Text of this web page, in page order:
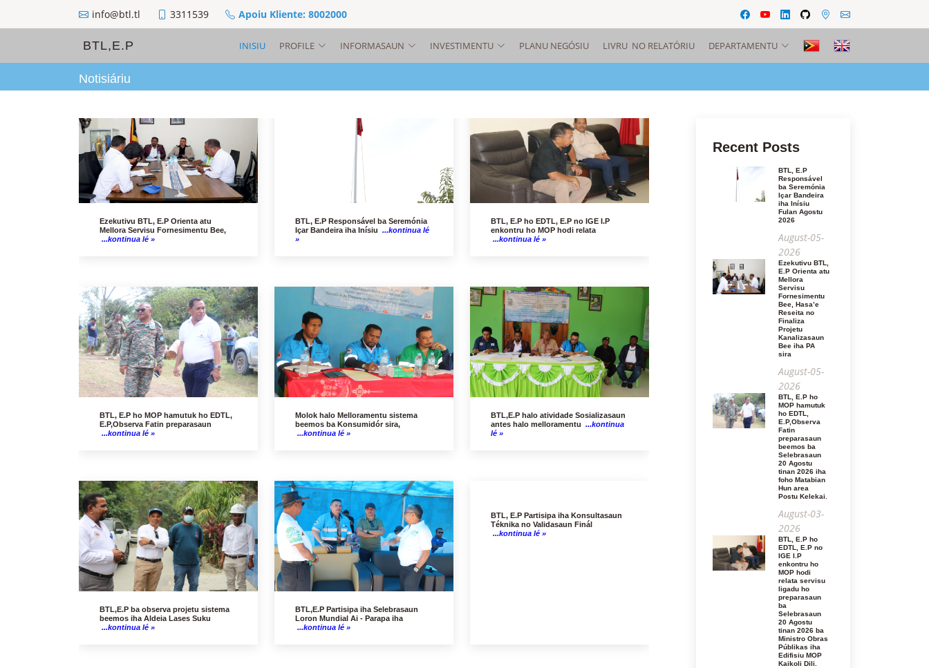
info@btl.tl 3311539 Apoiu Kliente: 8002000
BTL,E.P INISIU PROFILE INFORMASAUN INVESTIMENTU PLANU NEGÓSIU LIVRU NO RELATÓRIU DEPARTAMENTU
Notisiáriu
Ezekutivu BTL, E.P Orienta atu
Mellora Servisu Fornesimentu Bee,
...kontinua lé »
BTL, E.P Responsável ba Seremónia
Içar Bandeira iha Inísiu ...kontinua lé
»
BTL, E.P ho EDTL, E.P no IGE I.P
enkontru ho MOP hodi relata
...kontinua lé »
BTL, E.P ho MOP hamutuk ho EDTL,
E.P,Observa Fatin preparasaun
...kontinua lé »
Molok halo Melloramentu sistema
beemos ba Konsumidór sira,
...kontinua lé »
BTL,E.P halo atividade Sosializasaun
antes halo melloramentu ...kontinua
lé »
BTL,E.P ba observa projetu sistema
beemos iha Aldeia Lases Suku
...kontinua lé »
BTL,E.P Partisipa iha Selebrasaun
Loron Mundial Ai - Parapa iha
...kontinua lé »
BTL, E.P Partisipa iha Konsultasaun
Téknika no Validasaun Finál
...kontinua lé »
Recent Posts
BTL, E.P
Responsável
ba Seremónia
Içar Bandeira
iha Inísiu
Fulan Agostu
2026
August-05-
2026
Ezekutivu BTL,
E.P Orienta atu
Mellora
Servisu
Fornesimentu
Bee, Hasa’e
Reseita no
Finaliza
Projetu
Kanalizasaun
Bee iha PA
sira
August-05-
2026
BTL, E.P ho
MOP hamutuk
ho EDTL,
E.P,Observa
Fatin
preparasaun
beemos ba
Selebrasaun
20 Agostu
tinan 2026 iha
foho Matabian
Hun area
Postu Kelekai.
August-03-
2026
BTL, E.P ho
EDTL, E.P no
IGE I.P
enkontru ho
MOP hodi
relata servisu
ligadu ho
preparasaun
ba
Selebrasaun
20 Agostu
tinan 2026 ba
Ministro Obras
Públikas iha
Edifisiu MOP
Kaikoli Dili.